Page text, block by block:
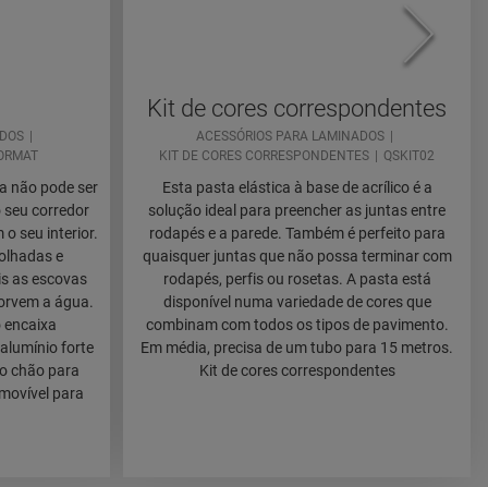
não pode ser
seu corredor
o seu interior.
e
as escovas
a água.
encaixa
forte
chão para
para
Kit de cores correspondentes
ACESSÓRIOS PARA LAMINADOS
KIT DE CORES CORRESPONDENTES
QSKIT02
Esta pasta elástica à base de acrílico é a
solução ideal para preencher as juntas entre
rodapés e a parede. Também é perfeito para
quaisquer juntas que não possa terminar com
rodapés, perfis ou rosetas. A pasta está
disponível numa variedade de cores que
combinam com todos os tipos de pavimento.
Em média, precisa de um tubo para 15 metros.
Kit de cores correspondentes